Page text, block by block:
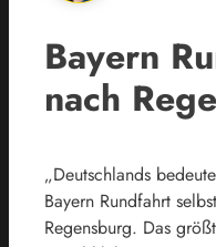
Bayern
nach
„Deutschlands
Bayern Rundfahrt
Regensburg. Das